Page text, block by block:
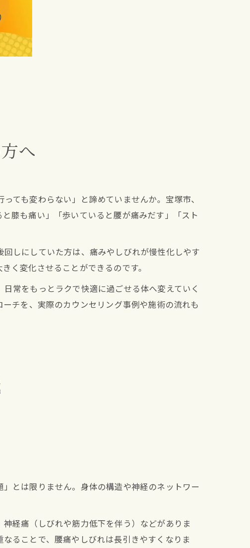
へ
ても変わらない」と諦めていませんか。宝塚市、
膝も痛い」「歩いていると腰が痛みだす」「スト
しにしていた方は、痛みやしびれが慢性化しやす
く変化させることができるのです。
常をもっとラクで快適に過ごせる体へ変えていく
チを、実際のカウンセリング事例や施術の流れも
とは限りません。身体の構造や神経のネットワー
経痛（しびれや筋力低下を伴う）などがありま
ることで、腰痛やしびれは長引きやすくなりま